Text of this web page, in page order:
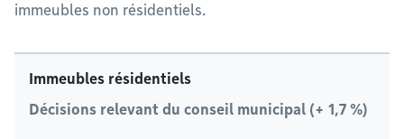
immeubles non résidentiels.
Immeubles résidentiels
Décisions relevant du conseil municipal (+ 1,7 %)